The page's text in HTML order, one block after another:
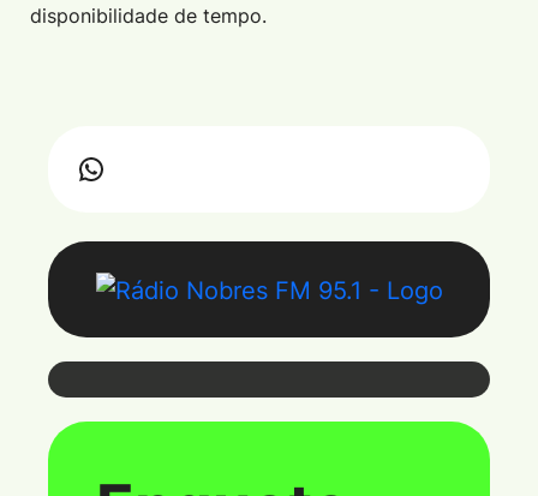
disponibilidade de tempo.
Webmail